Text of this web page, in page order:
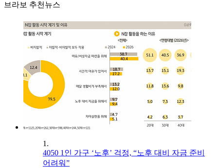
브라보 추천뉴스
1.
4050 1인 가구 ‘노후’ 걱정, “노후 대비 자금 준비
어려워”